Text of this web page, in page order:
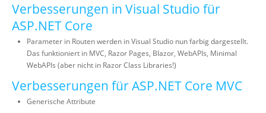
Verbesserungen in Visual Studio für
ASP.NET Core
Parameter in Routen werden in Visual Studio nun farbig dargestellt.
Das funktioniert in MVC, Razor Pages, Blazor, WebAPIs, Minimal
WebAPIs (aber nicht in Razor Class Libraries!)
Verbesserungen für ASP.NET Core MVC
Generische Attribute